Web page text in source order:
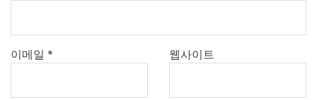
이메일 * 웹사이트